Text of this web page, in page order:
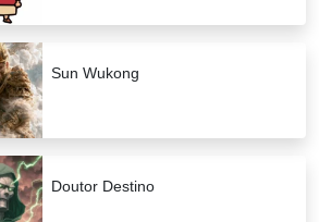
Sun Wukong
Doutor Destino